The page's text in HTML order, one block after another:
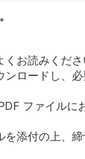
お読みくださ
ンロードし、
ファイルに
添付の上、